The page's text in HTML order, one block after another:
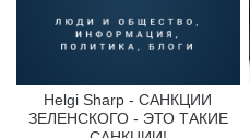
Helgi Sharp - САНКЦИИ
ЗЕЛЕНСКОГО - ЭТО ТАКИЕ